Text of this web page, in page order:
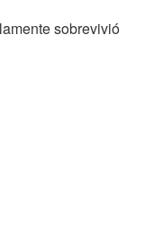
sobrevivió